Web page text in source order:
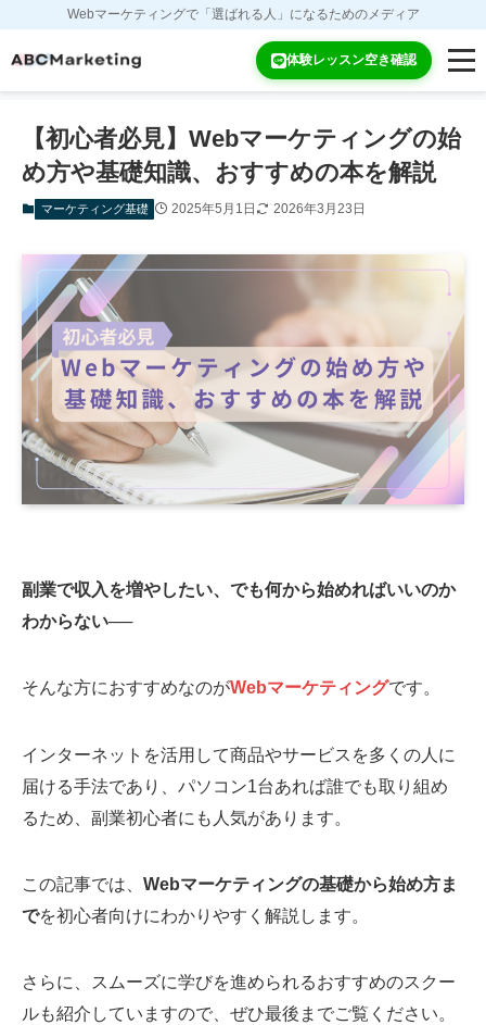
Webマーケティングで「選ばれる人」になるためのメディア
体験レッスン空き確認
【初心者必見】Webマーケティングの始
め方や基礎知識、おすすめの本を解説
マーケティング基礎 2025年5月1日 2026年3月23日
副業で収入を増やしたい、でも何から始めればいいのか
わからない──
そんな方におすすめなのがWebマーケティングです。
インターネットを活用して商品やサービスを多くの人に
届ける手法であり、パソコン1台あれば誰でも取り組め
るため、副業初心者にも人気があります。
この記事では、 Webマーケティングの基礎から始め方ま
でを初心者向けにわかりやすく解説します。
さらに、スムーズに学びを進められるおすすめのスクー
ルも紹介していますので、ぜひ最後までご覧ください。